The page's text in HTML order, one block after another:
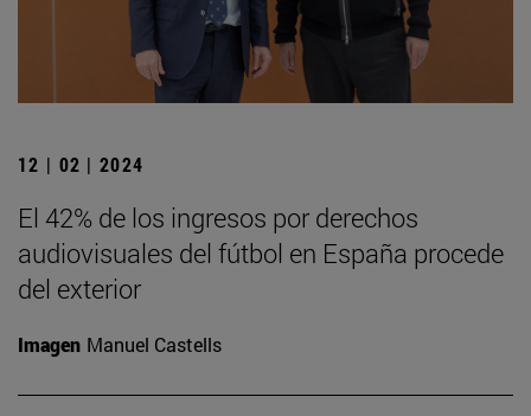
12 | 02 | 2024
El 42% de los ingresos por derechos
audiovisuales del fútbol en España procede
del exterior
Imagen Manuel Castells